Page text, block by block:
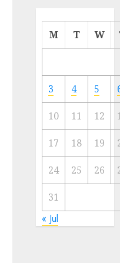
Cermin
Ibu
Kota
23/11/
M T W
3 4 5
10 11 12
17 18 19
24 25 26
31
« Jul